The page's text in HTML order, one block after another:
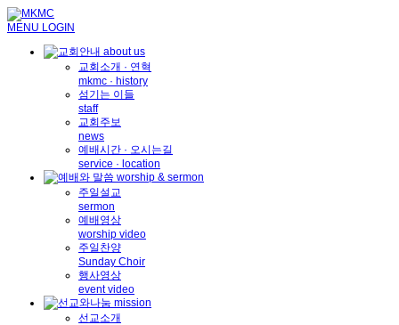
MENU LOGIN
교회소개 · 연혁
mkmc · history
섬기는 이들
staff
교회주보
news
예배시간 · 오시는길
service · location
주일설교
sermon
예배영상
worship video
주일찬양
Sunday Choir
행사영상
event video
선교소개